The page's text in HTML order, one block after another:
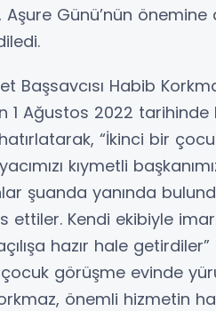
Aşure Günü’nün
Başsavcısı Habib
1 Ağustos 2022
hatırlatarak, “İkinci bir
kıymetli
şuanda yanında
ettiler. Kendi ekibiyle
hazır hale
görüşme evinde
önemli hizmetin